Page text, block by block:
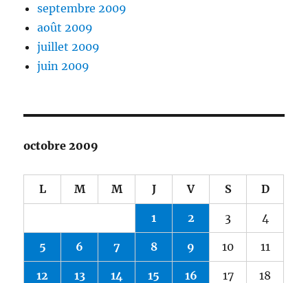
septembre 2009
août 2009
juillet 2009
juin 2009
octobre 2009
L M M J V S D
1 2 3 4
5 6 7 8 9 10 11
12 13 14 15 16 17 18